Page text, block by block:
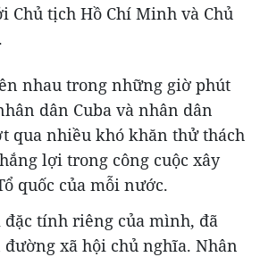
Chủ tịch Hồ Chí Minh và Chủ
nhau trong những giờ phút
dân Cuba và nhân dân
qua nhiều khó khăn thử thách
lợi trong công cuộc xây
quốc của mỗi nước.
tính riêng của mình, đã
đường xã hội chủ nghĩa. Nhân